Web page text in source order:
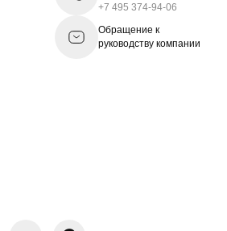
+7 495 374-94-06
Обращение к
руководству компании